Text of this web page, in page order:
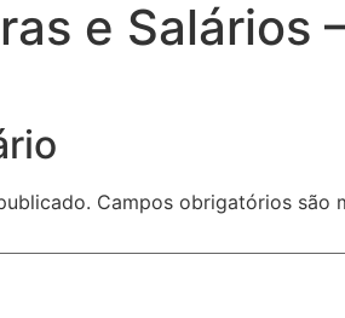
e Salários
Campos obrigatórios são